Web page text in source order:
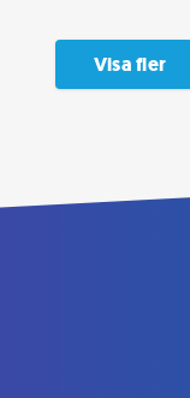
Visa fler